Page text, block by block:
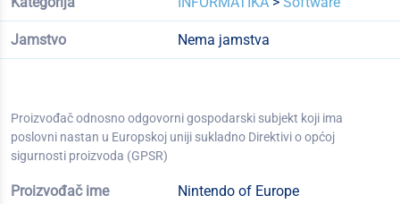
Jamstvo Nema jamstva
Proizvođač odnosno odgovorni gospodarski subjekt koji ima
poslovni nastan u Europskoj uniji sukladno Direktivi o općoj
sigurnosti proizvoda (GPSR)
Proizvođač ime
Nintendo of Europe